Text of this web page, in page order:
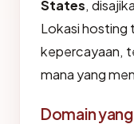
States,
Lokasi hosting
kepercayaan,
mana yang
Domain